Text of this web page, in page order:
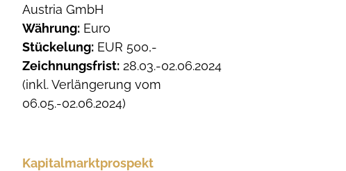
Austria GmbH
Währung: Euro
Stückelung: EUR 500,-
Zeichnungsfrist: 28.03.-02.06.2024
(inkl. Verlängerung vom
06.05.-02.06.2024)
Kapitalmarktprospekt